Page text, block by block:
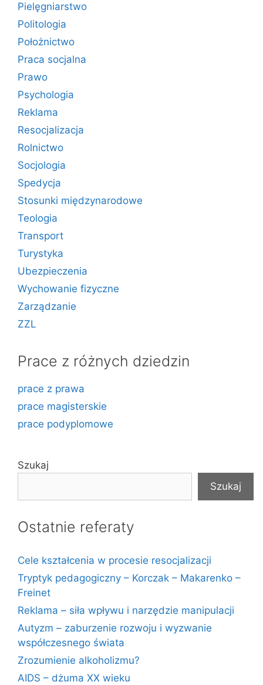
Pielęgniarstwo
Politologia
Położnictwo
Praca socjalna
Prawo
Psychologia
Reklama
Resocjalizacja
Rolnictwo
Socjologia
Spedycja
Stosunki międzynarodowe
Teologia
Transport
Turystyka
Ubezpieczenia
Wychowanie fizyczne
Zarządzanie
ZZL
Prace z różnych dziedzin
prace z prawa
prace magisterskie
prace podyplomowe
Szukaj
Szukaj
Ostatnie referaty
Cele kształcenia w procesie resocjalizacji
Tryptyk pedagogiczny – Korczak – Makarenko –
Freinet
Reklama – siła wpływu i narzędzie manipulacji
Autyzm – zaburzenie rozwoju i wyzwanie
współczesnego świata
Zrozumienie alkoholizmu?
AIDS – dżuma XX wieku